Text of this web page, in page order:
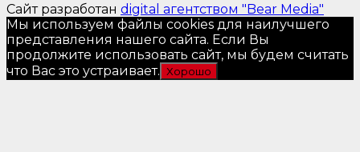
Сайт разработан digital агентством "Bear Media"
Мы используем файлы cookies для наилучшего
представления нашего сайта. Если Вы
продолжите использовать сайт, мы будем считать
что Вас это устраивает. Хорошо